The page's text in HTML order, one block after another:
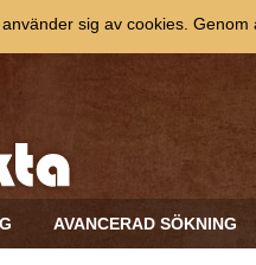
AVANCERAD SÖKNING
sig av cookies.